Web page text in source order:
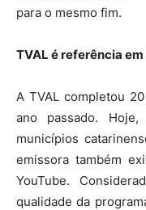
para o mesmo fim.
TVAL é referência
A TVAL completou
ano passado.
municípios
emissora também
YouTube.
qualidade da